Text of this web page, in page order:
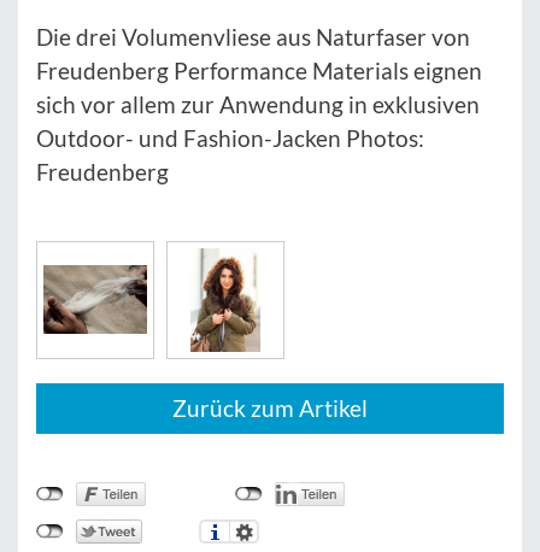
Die drei Volumenvliese aus Naturfaser von
Freudenberg Performance Materials eignen
sich vor allem zur Anwendung in exklusiven
Outdoor- und Fashion-Jacken Photos:
Freudenberg
Zurück zum Artikel